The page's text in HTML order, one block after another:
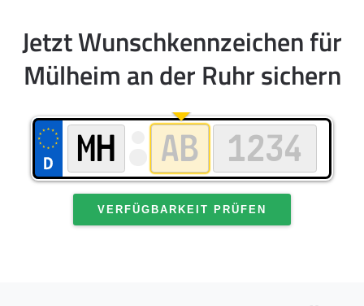
Jetzt Wunschkennzeichen für
Mülheim an der Ruhr sichern
VERFÜGBARKEIT PRÜFEN